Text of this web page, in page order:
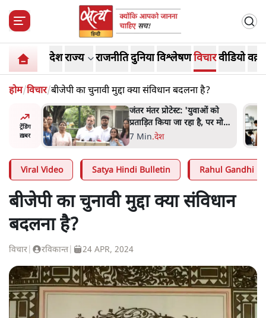
देशराज्य राजनीतिदुनियाविश्लेषणविचारवीडियो
होम/विचार/बीजेपी का चुनावी मुद्दा क्या संविधान बदलना है?
ट्रेंडिंग
ख़बर
पर मोदी-
नहीं'-
पेंटर प्रशांत की दर्दनाक दास्तान-
जंतर मंतर पर पैलेट गन से 5 नहीं,
6 लोग घायल हुए
6 Min.देश
Viral Video Satya Hindi Bulletin Rahul Gandhi
बीजेपी का चुनावी मुद्दा क्या संविधान
बदलना है?
विचार रविकान्त 24 APR, 2024